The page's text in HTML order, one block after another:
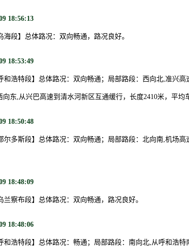
18:56:13
海段】总体路况：双向畅通，路况良好。
18:53:49
和浩特段】总体路况：双向畅通；局部路段：西向北,准兴
向东,从兴巴高速到清水河新区互通缓行，长度2410米，平均
18:50:48
尔多斯段】总体路况：双向畅通；局部路段：北向南,机场
18:48:09
兰察布段】总体路况：双向畅通，路况良好。
18:48:06
和浩特段】总体路况：畅通；局部路段：南向北,从呼和浩特